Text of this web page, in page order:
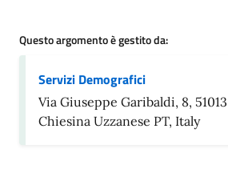
Questo argomento è gestito da:
Servizi Demografici
Via Giuseppe Garibaldi, 8, 51013
Chiesina Uzzanese PT, Italy